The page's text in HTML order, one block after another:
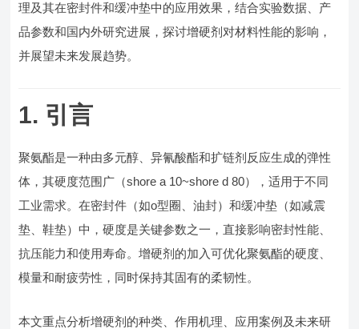
理及其在密封件和缓冲垫中的应用效果，结合实验数据、产
品参数和国内外研究进展，探讨增硬剂对材料性能的影响，
并展望未来发展趋势。
1. 引言
聚氨酯是一种由多元醇、异氰酸酯和扩链剂反应生成的弹性
体，其硬度范围广（shore a 10~shore d 80），适用于不同
工业需求。在密封件（如o型圈、油封）和缓冲垫（如减震
垫、鞋垫）中，硬度是关键参数之一，直接影响密封性能、
抗压能力和使用寿命。增硬剂的加入可优化聚氨酯的硬度、
模量和耐疲劳性，同时保持其固有的柔韧性。
本文重点分析增硬剂的种类、作用机理、应用案例及未来研